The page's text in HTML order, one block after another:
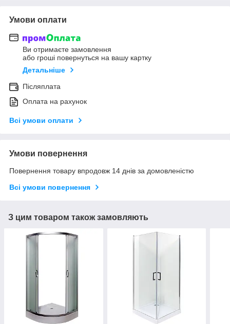
Умови оплати
Ви отримаєте замовлення
або гроші повернуться на вашу картку
Детальніше
Післяплата
Оплата на рахунок
Всі умови оплати
Умови повернення
Повернення товару впродовж 14 днів за домовленістю
Всі умови повернення
З цим товаром також замовляють